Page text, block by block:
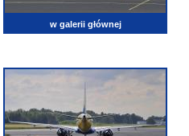
w galerii głównej